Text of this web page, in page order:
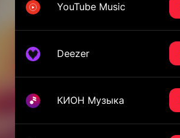
YouTube Music
Deezer
КИОН Музыка